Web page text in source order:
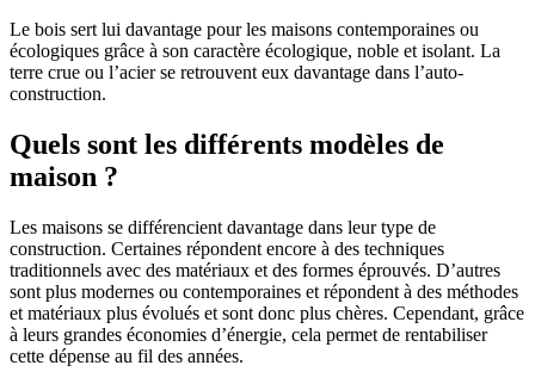
Le bois sert lui davantage pour les maisons contemporaines ou
écologiques grâce à son caractère écologique, noble et isolant. La
terre crue ou l’acier se retrouvent eux davantage dans l’auto-
construction.
Quels sont les différents modèles de
maison ?
Les maisons se différencient davantage dans leur type de
construction. Certaines répondent encore à des techniques
traditionnels avec des matériaux et des formes éprouvés. D’autres
sont plus modernes ou contemporaines et répondent à des méthodes
et matériaux plus évolués et sont donc plus chères. Cependant, grâce
à leurs grandes économies d’énergie, cela permet de rentabiliser
cette dépense au fil des années.